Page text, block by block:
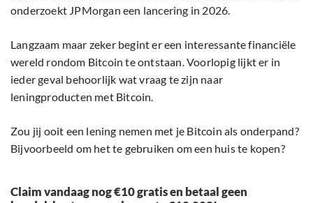
onderzoekt JPMorgan een lancering in 2026.
Langzaam maar zeker begint er een interessante financiële
wereld rondom Bitcoin te ontstaan. Voorlopig lijkt er in
ieder geval behoorlijk wat vraag te zijn naar
leningproducten met Bitcoin.
Zou jij ooit een lening nemen met je Bitcoin als onderpand?
Bijvoorbeeld om het te gebruiken om een huis te kopen?
Claim vandaag nog €10 gratis en betaal geen